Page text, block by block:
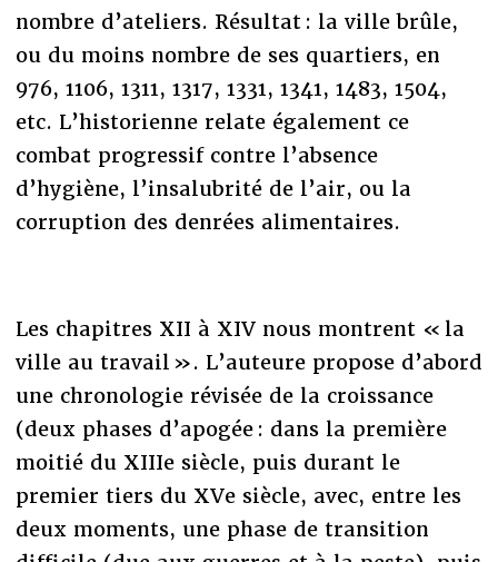
nombre d’ateliers. Résultat : la ville brûle,
ou du moins nombre de ses quartiers, en
976, 1106, 1311, 1317, 1331, 1341, 1483, 1504,
etc. L’historienne relate également ce
combat progressif contre l’absence
d’hygiène, l’insalubrité de l’air, ou la
corruption des denrées alimentaires.
Les chapitres XII à XIV nous montrent « la
ville au travail ». L’auteure propose d’abord
une chronologie révisée de la croissance
(deux phases d’apogée : dans la première
moitié du XIIIe siècle, puis durant le
premier tiers du XVe siècle, avec, entre les
deux moments, une phase de transition